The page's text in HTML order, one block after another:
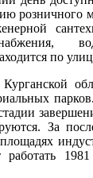
розничного
по
За
работать